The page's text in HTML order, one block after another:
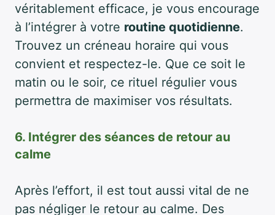
véritablement efficace, je vous encourage
à l’intégrer à votre routine quotidienne.
Trouvez un créneau horaire qui vous
convient et respectez-le. Que ce soit le
matin ou le soir, ce rituel régulier vous
permettra de maximiser vos résultats.
6. Intégrer des séances de retour au
calme
Après l’effort, il est tout aussi vital de ne
pas négliger le retour au calme. Des